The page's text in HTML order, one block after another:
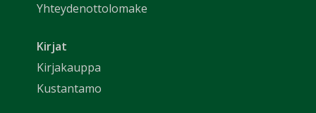
Yhteydenottolomake
Kirjat
Kirjakauppa
Kustantamo